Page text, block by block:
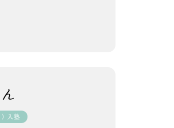
入塾